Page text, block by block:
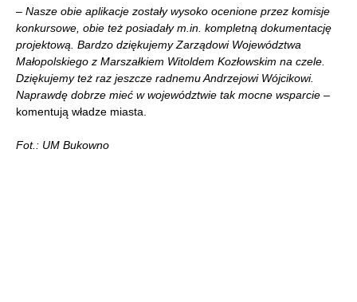
– Nasze obie aplikacje zostały wysoko ocenione przez komisje
konkursowe, obie też posiadały m.in. kompletną dokumentację
projektową. Bardzo dziękujemyZarządowi Województwa
Małopolskiego z Marszałkiem Witoldem Kozłowskim na czele.
Dziękujemy też raz jeszcze radnemu Andrzejowi Wójcikowi.
Naprawdę dobrze mieć w województwie tak mocne wsparcie –
komentują władze miasta.
Fot.: UM Bukowno